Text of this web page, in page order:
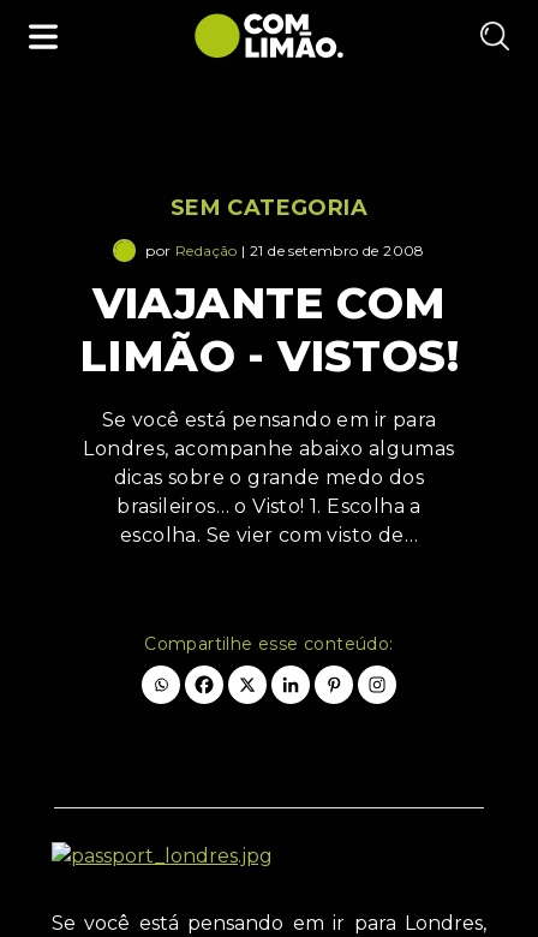
SEM CATEGORIA
por Redação | 21 de setembro de 2008
VIAJANTE COM
LIMÃO - VISTOS!
Se você está pensando em ir para
Londres, acompanhe abaixo algumas
dicas sobre o grande medo dos
brasileiros… o Visto! 1. Escolha a
escolha. Se vier com visto de…
Compartilhe esse conteúdo:
Se você está pensando em ir para Londres,